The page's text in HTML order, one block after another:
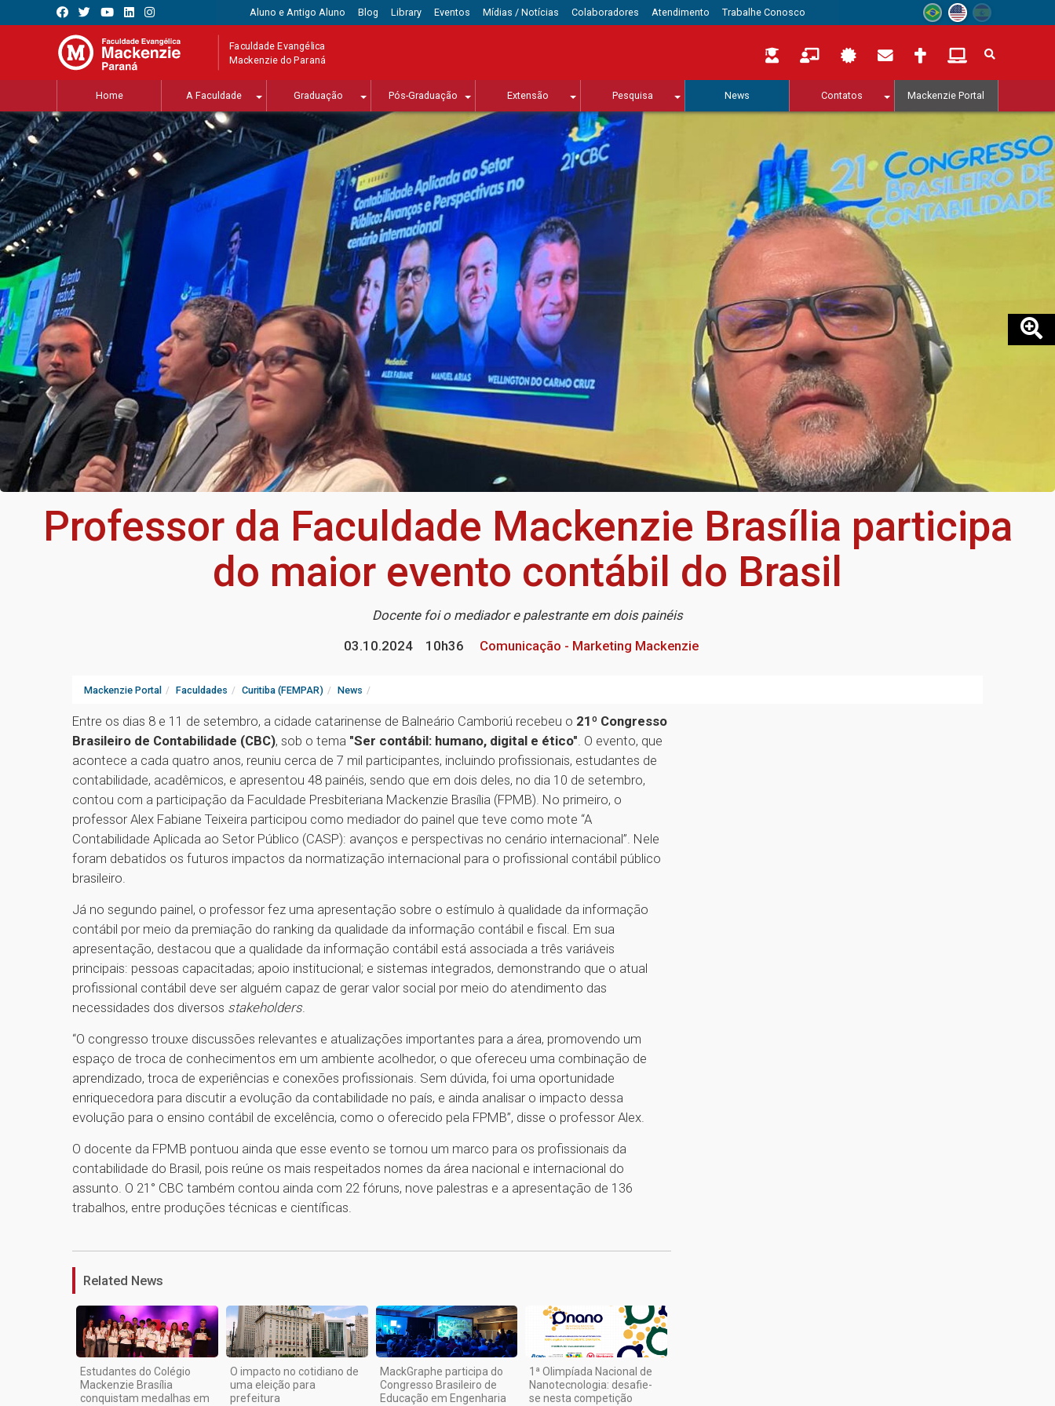
Aluno e Antigo Aluno Blog Library Eventos Mídias / Notícias Colaboradores Atendimento Trabalhe Conosco
Faculdade Evangélica
Mackenzie do Paraná
Home A Faculdade Graduação Pós-Graduação Extensão Pesquisa News Contatos Mackenzie Portal
Professor da Faculdade Mackenzie Brasília participa
do maior evento contábil do Brasil
Docente foi o mediador e palestrante em dois painéis
03.10.2024
10h36 Comunicação - Marketing Mackenzie
Mackenzie Portal Faculdades Curitiba (FEMPAR) News
Entre os dias 8 e 11 de setembro, a cidade catarinense de Balneário Camboriú recebeu o 21º Congresso
Brasileiro de Contabilidade (CBC), sob o tema "Ser contábil: humano, digital e ético". O evento, que
acontece a cada quatro anos, reuniu cerca de 7 mil participantes, incluindo profissionais, estudantes de
contabilidade, acadêmicos, e apresentou 48 painéis, sendo que em dois deles, no dia 10 de setembro,
contou com a participação da Faculdade Presbiteriana Mackenzie Brasília (FPMB). No primeiro, o
professor Alex Fabiane Teixeira participou como mediador do painel que teve como mote “A
Contabilidade Aplicada ao Setor Público (CASP): avanços e perspectivas no cenário internacional”. Nele
foram debatidos os futuros impactos da normatização internacional para o profissional contábil público
brasileiro.
Já no segundo painel, o professor fez uma apresentação sobre o estímulo à qualidade da informação
contábil por meio da premiação do ranking da qualidade da informação contábil e fiscal. Em sua
apresentação, destacou que a qualidade da informação contábil está associada a três variáveis
principais: pessoas capacitadas; apoio institucional; e sistemas integrados, demonstrando que o atual
profissional contábil deve ser alguém capaz de gerar valor social por meio do atendimento das
necessidades dos diversos stakeholders.
“O congresso trouxe discussões relevantes e atualizações importantes para a área, promovendo um
espaço de troca de conhecimentos em um ambiente acolhedor, o que ofereceu uma combinação de
aprendizado, troca de experiências e conexões profissionais. Sem dúvida, foi uma oportunidade
enriquecedora para discutir a evolução da contabilidade no país, e ainda analisar o impacto dessa
evolução para o ensino contábil de excelência, como o oferecido pela FPMB”, disse o professor Alex.
O docente da FPMB pontuou ainda que esse evento se tornou um marco para os profissionais da
contabilidade do Brasil, pois reúne os mais respeitados nomes da área nacional e internacional do
assunto. O 21° CBC também contou ainda com 22 fóruns, nove palestras e a apresentação de 136
trabalhos, entre produções técnicas e científicas.
Related News
Estudantes do Colégio
Mackenzie Brasília
conquistam medalhas em
O impacto no cotidiano de
uma eleição para
prefeitura
MackGraphe participa do
Congresso Brasileiro de
Educação em Engenharia
1ª Olimpíada Nacional de
Nanotecnologia: desafie-
se nesta competição